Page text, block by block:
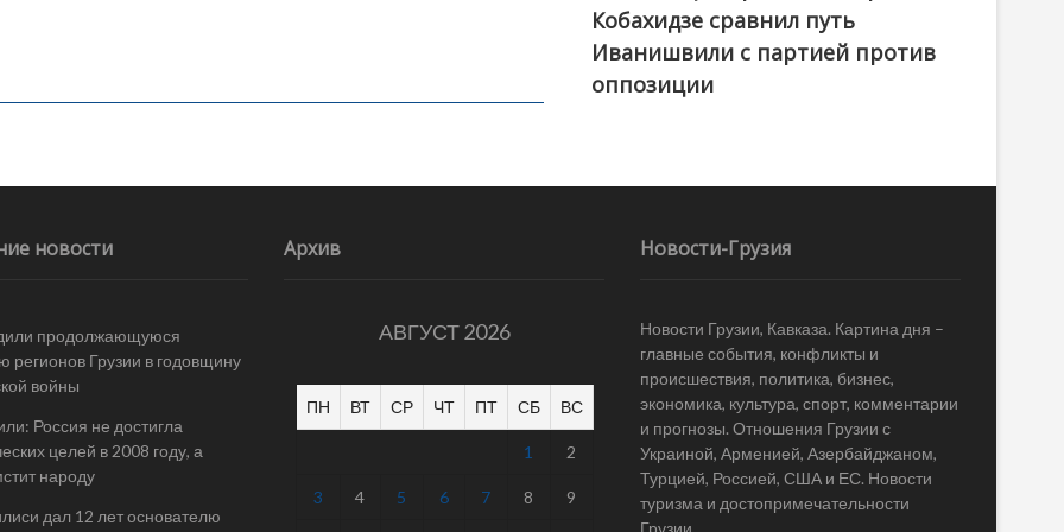
Кобахидзе сравнил путь
Иванишвили с партией против
оппозиции
новости
продолжающуюся
регионов Грузии в годовщину
войны
Россия не достигла
целей в 2008 году, а
народу
дал 12 лет основателю
Архив
АВГУСТ 2026
ПН ВТ СР ЧТ ПТ СБ ВС
1 2
3 4 5 6 7 8 9
Новости-Грузия
Новости Грузии, Кавказа. Картина дня –
главные события, конфликты и
происшествия, политика, бизнес,
экономика, культура, спорт, комментарии
и прогнозы. Отношения Грузии с
Украиной, Арменией, Азербайджаном,
Турцией, Россией, США и ЕС. Новости
туризма и достопримечательности